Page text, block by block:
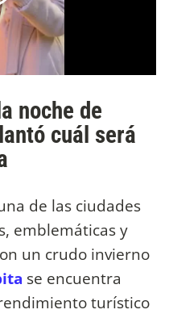
noche de
cuál será
de las ciudades
emblemáticas y
un crudo invierno
se encuentra
turístico